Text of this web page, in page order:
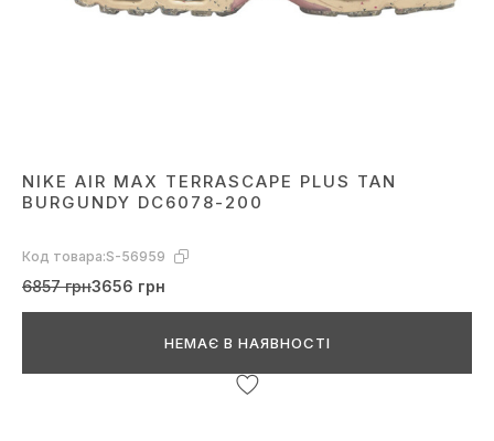
NIKE AIR MAX TERRASCAPE PLUS TAN
BURGUNDY DC6078-200
Код товара:S-56959
6857 грн3656 грн
НЕМАЄ В НАЯВНОСТІ